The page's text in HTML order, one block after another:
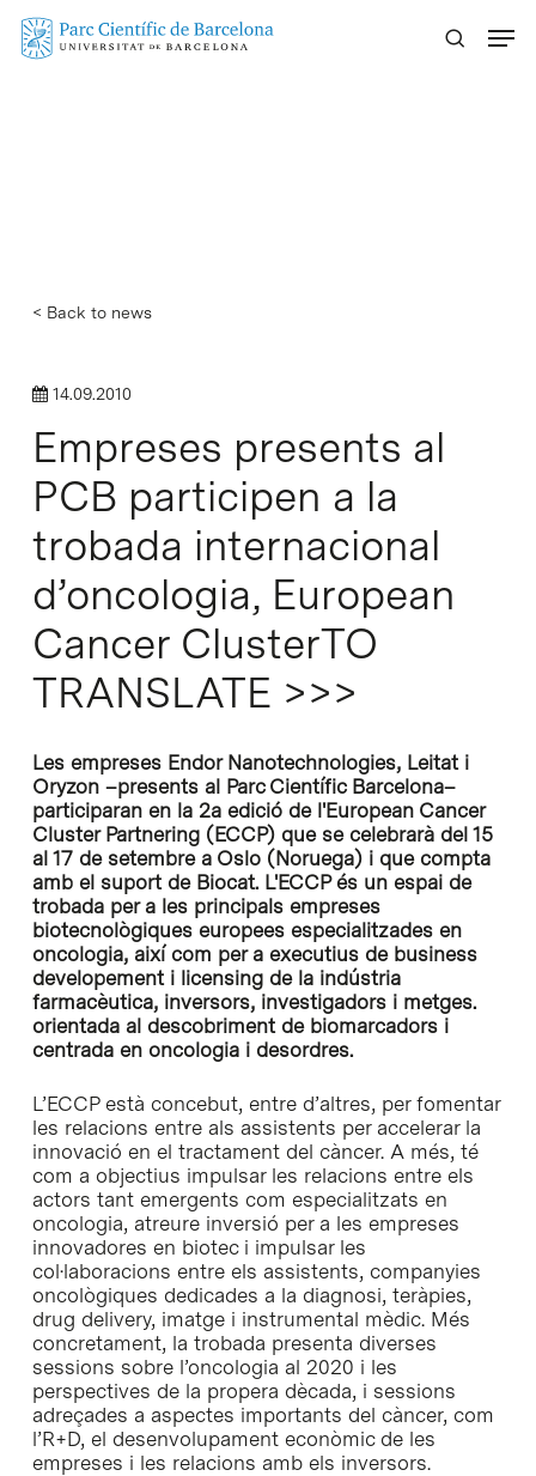
Skip
< Back to news
14.09.2010
Empreses presents al
PCB participen a la
trobada internacional
d’oncologia, European
Cancer ClusterTO
TRANSLATE >>>
Les empreses Endor Nanotechnologies, Leitat i
Oryzon –presents al Parc Científic Barcelona–
participaran en la 2a edició de l'European Cancer
Cluster Partnering (ECCP) que se celebrarà del 15
al 17 de setembre a Oslo (Noruega) i que compta
amb el suport de Biocat. L'ECCP és un espai de
trobada per a les principals empreses
biotecnològiques europees especialitzades en
oncologia, així com per a executius de business
developement i licensing de la indústria
farmacèutica, inversors, investigadors i metges.
orientada al descobriment de biomarcadors i
centrada en oncologia i desordres.
L’ECCP està concebut, entre d’altres, per fomentar
les relacions entre als assistents per accelerar la
innovació en el tractament del càncer. A més, té
com a objectius impulsar les relacions entre els
actors tant emergents com especialitzats en
oncologia, atreure inversió per a les empreses
innovadores en biotec i impulsar les
col·laboracions entre els assistents, companyies
oncològiques dedicades a la diagnosi, teràpies,
drug delivery, imatge i instrumental mèdic. Més
concretament, la trobada presenta diverses
sessions sobre l’oncologia al 2020 i les
perspectives de la propera dècada, i sessions
adreçades a aspectes importants del càncer, com
l’R+D, el desenvolupament econòmic de les
empreses i les relacions amb els inversors.